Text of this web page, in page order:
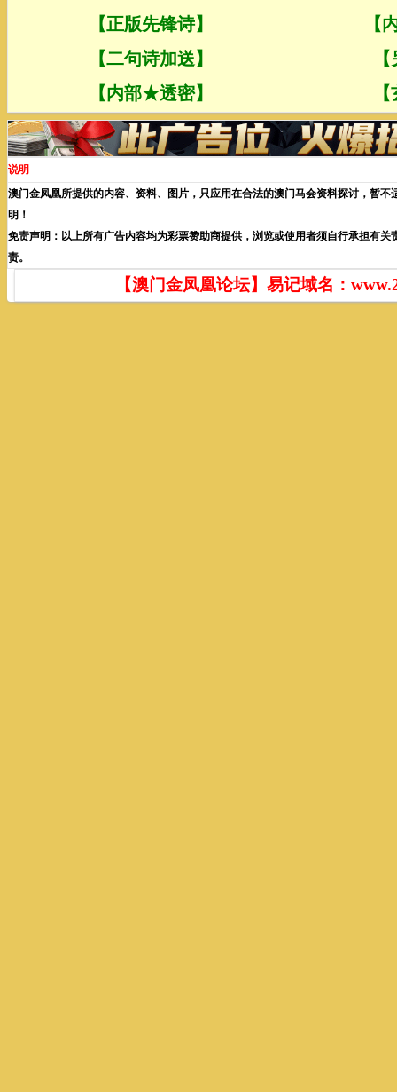
说明
澳门金凤凰所提供的内容、资料、图片，只应用在合法的澳门马会资料探讨，暂不
明！
免责声明：以上所有广告内容均为彩票赞助商提供，浏览或使用者须自行承担有关
责。
【澳门金凤凰论坛】易记域名：